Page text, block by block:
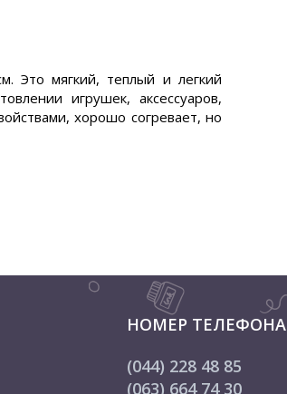
мягкий, теплый и легкий
игрушек, аксессуаров,
хорошо согревает, но
НОМЕР ТЕЛЕФОНА
(044) 228 48 85
(063) 664 74 30